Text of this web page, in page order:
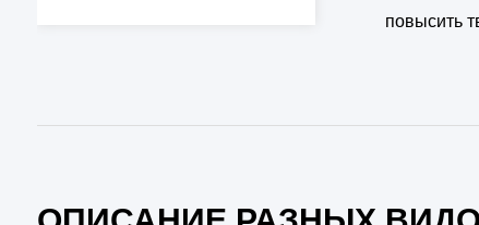
повысить